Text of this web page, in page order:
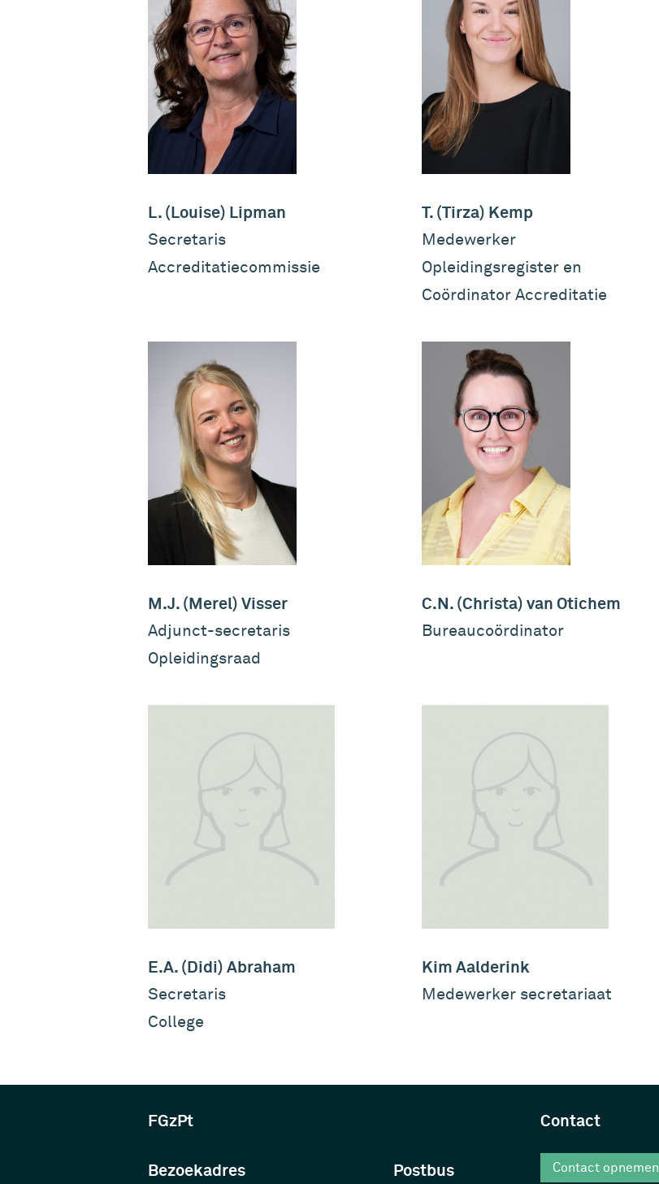
L. (Louise) Lipman
Secretaris
Accreditatiecommissie
T. (Tirza) Kemp
Medewerker
Opleidingsregister en
Coördinator Accreditatie
M.J. (Merel) Visser
Adjunct-secretaris
Opleidingsraad
C.N. (Christa) van Otichem
Bureaucoördinator
E.A. (Didi) Abraham
Secretaris
College
Kim Aalderink
Medewerker secretariaat
FGzPt
Bezoekadres Postbus
Contact
Contact opnemen